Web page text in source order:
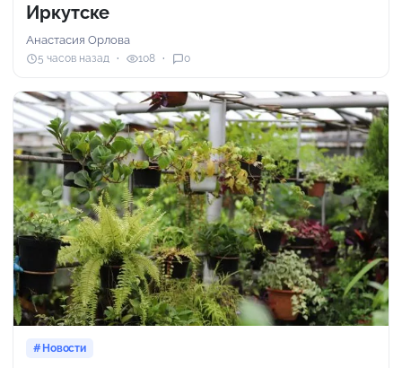
Иркутске
Анастасия Орлова
5 часов назад 108 0
Новости